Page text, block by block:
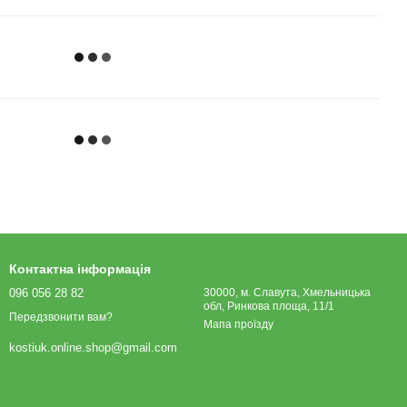
Контактна інформація
096 056 28 82
Передзвонити вам?
kostiuk.online.shop@gmail.com
30000, м. Славута, Хмельницька
обл, Ринкова площа, 11/1
Мапа проїзду